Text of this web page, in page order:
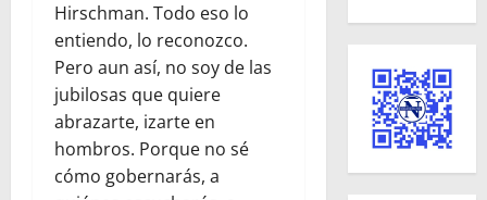
Hirschman. Todo eso lo
entiendo, lo reconozco.
Pero aun así, no soy de las
jubilosas que quiere
abrazarte, izarte en
hombros. Porque no sé
cómo gobernarás, a